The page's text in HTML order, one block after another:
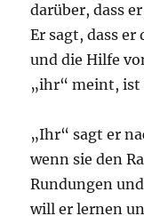
darüber, dass
Er sagt, dass
und die Hilfe
„ihr“ meint,
„Ihr“ sagt er
wenn sie den
Rundungen
will er lernen